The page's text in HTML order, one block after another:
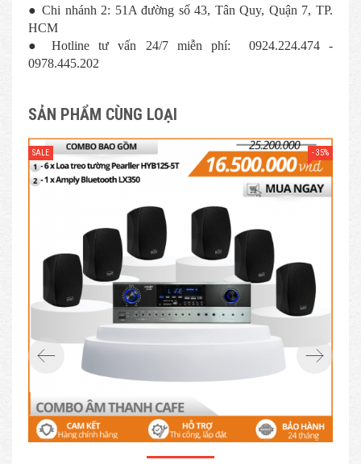
● Chi nhánh 2: 51A đường số 43, Tân Quy, Quận 7, TP.
HCM
● Hotline tư vấn 24/7 miễn phí: 0924.224.474 -
0978.445.202
SẢN PHẨM CÙNG LOẠI
SALE - 35%